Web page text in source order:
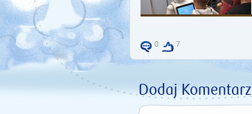
0 7
Dodaj Komentarz